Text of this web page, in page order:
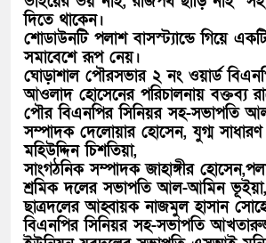
দিতে থাকেন।
শোডাউনটি পলাশ বাসস্ট্যান্ডে গিয়ে একটি
সমাবেশে রূপ নেয়।
ঘোড়াশাল পৌরসভার ২ নং ওয়ার্ড
আওলাদ হোসেনের পরিচালনায় বক্তব্য
পৌর বিএনপির সিনিয়র সহ-সভাপতি
সম্পাদক দেলোয়ার হোসেন, যুগ্ম
মহিউদ্দিন চিশতিয়া,
সাংগঠনিক সম্পাদক জাহাঙ্গীর
শ্রমিক দলের সভাপতি আল-আমিন
ছাত্রদলের আহ্বায়ক নাজমুল হাসান
বিএনপির সিনিয়র সহ-সভাপতি